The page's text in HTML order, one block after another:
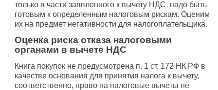
только в части заявленного к вычету НДС, надо быть
готовым к определенным налоговым рискам. Оценим
их на предмет негативности для налогоплательщика.
Оценка риска отказа налоговыми
органами в вычете НДС
Книга покупок не предусмотрена п. 1 ст. 172 НК РФ в
качестве основания для принятия налога к вычету,
соответственно, право на налоговые вычеты не